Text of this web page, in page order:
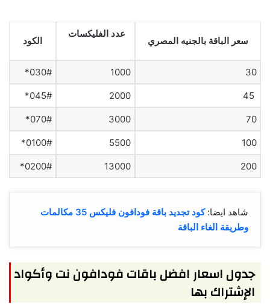
سعر الباقة بالجنيه المصري
عدد الفليكسات
الكود
30
1000
030#*
2000
045#*
70
3000
070#*
100
5500
0100#*
200
13000
0200#*
شاهد ايضا:
كود تجديد باقة فودافون فليكس 35 مكالمات
وطريقة الغاء الباقة
جدول اسعار افضل باقات فودافون نت وأكواد
الإشتراك بها